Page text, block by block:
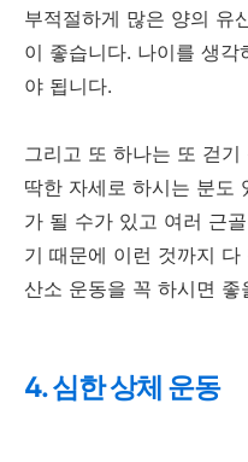
부적절하게 많은 양의 유
이 좋습니다. 나이를 생
야 됩니다.
그리고 또 하나는 또 걷
딱한 자세로 하시는 분도
가 될 수가 있고 여러 근
기 때문에 이런 것까지
산소 운동을 꼭 하시면 좋
4. 심한 상체 운동